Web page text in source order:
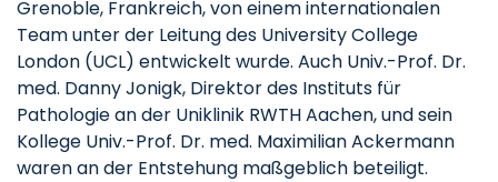
Grenoble, Frankreich, von einem internationalen
Team unter der Leitung des University College
London (UCL) entwickelt wurde. Auch Univ.-Prof. Dr.
med. Danny Jonigk, Direktor des Instituts für
Pathologie an der Uniklinik RWTH Aachen, und sein
Kollege Univ.-Prof. Dr. med. Maximilian Ackermann
waren an der Entstehung maßgeblich beteiligt.